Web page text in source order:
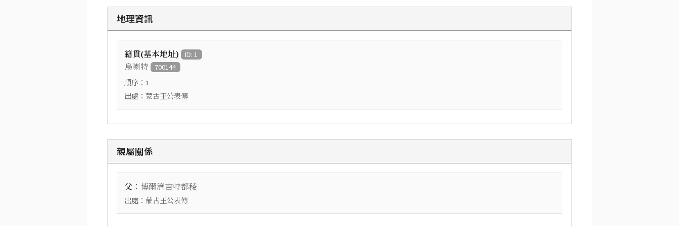
地理資訊
籍貫(基本地址) ID: 1
烏喇特 700144
順序： 1
出處： 蒙古王公表傳
親屬關係
父 ： 博爾濟吉特都稜
出處： 蒙古王公表傳